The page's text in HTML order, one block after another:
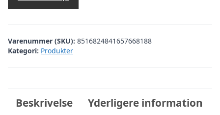
Varenummer (SKU): 8516824841657668188
Kategori: Produkter
Beskrivelse Yderligere information